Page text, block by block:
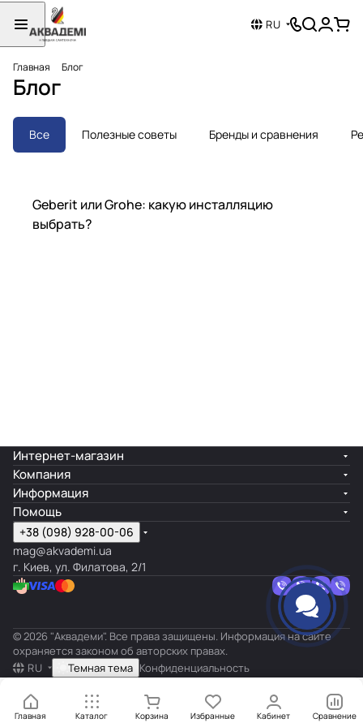
RU
Главная Блог
Блог
Все Полезные советы Бренды и сравнения
Бренды и сравнения
Geberit или Grohe: какую инсталляцию
выбрать?
Главная Каталог Корзина Избранные Кабинет Сравнение
Интернет-магазин
Компания
Информация
Помощь
+38 (098) 928-00-06
mag@akvademi.ua
г. Киев, ул. Филатова, 2/1
© 2026 "Аквадеми". Все права защищены. Информация на сайте
охраняется законом об авторских правах.
RU
Темная тема Конфиденциальность